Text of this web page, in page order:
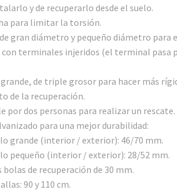
y de recuperarlo desde el suelo.
para limitar la torsión.
gran diámetro y pequeño diámetro para
con terminales injeridos (el terminal pasa
de triple grosor para hacer más
de la recuperación.
por dos personas para realizar un rescate.
para una mejor durabilidad:
grande (interior / exterior): 46/70 mm.
pequeño (interior / exterior): 28/52 mm.
de recuperación de 30 mm.
90 y 110 cm.